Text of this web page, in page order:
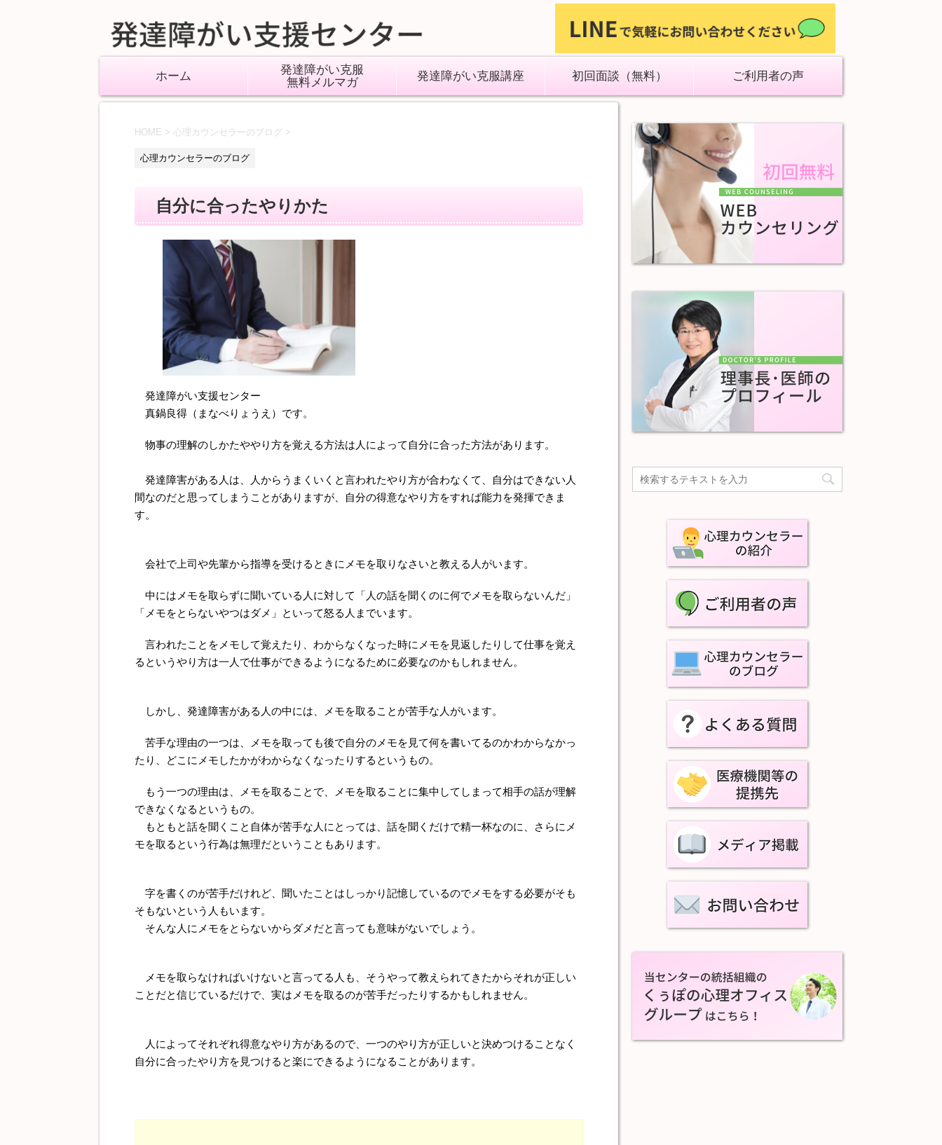
ホーム
発達障がい克服
無料メルマガ
発達障がい克服講座 初回面談（無料） ご利用者の声
HOME > 心理カウンセラーのブログ >
心理カウンセラーのブログ
自分に合ったやりかた
発達障がい支援センター
真鍋良得（まなべりょうえ）です。
物事の理解のしかたややり方を覚える方法は人によって自分に合った方法があります。
発達障害がある人は、人からうまくいくと言われたやり方が合わなくて、自分はできない人
間なのだと思ってしまうことがありますが、自分の得意なやり方をすれば能力を発揮できま
す。
会社で上司や先輩から指導を受けるときにメモを取りなさいと教える人がいます。
中にはメモを取らずに聞いている人に対して「人の話を聞くのに何でメモを取らないんだ」
「メモをとらないやつはダメ」といって怒る人までいます。
言われたことをメモして覚えたり、わからなくなった時にメモを見返したりして仕事を覚え
るというやり方は一人で仕事ができるようになるために必要なのかもしれません。
しかし、発達障害がある人の中には、メモを取ることが苦手な人がいます。
苦手な理由の一つは、メモを取っても後で自分のメモを見て何を書いてるのかわからなかっ
たり、どこにメモしたかがわからなくなったりするというもの。
もう一つの理由は、メモを取ることで、メモを取ることに集中してしまって相手の話が理解
できなくなるというもの。
もともと話を聞くこと自体が苦手な人にとっては、話を聞くだけで精一杯なのに、さらにメ
モを取るという行為は無理だということもあります。
字を書くのが苦手だけれど、聞いたことはしっかり記憶しているのでメモをする必要がそも
そもないという人もいます。
そんな人にメモをとらないからダメだと言っても意味がないでしょう。
メモを取らなければいけないと言ってる人も、そうやって教えられてきたからそれが正しい
ことだと信じているだけで、実はメモを取るのが苦手だったりするかもしれません。
人によってそれぞれ得意なやり方があるので、一つのやり方が正しいと決めつけることなく
自分に合ったやり方を見つけると楽にできるようになることがあります。